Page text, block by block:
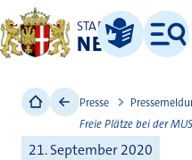
STADT
NEUSS
Leichte Sprache
Menü
Presse
Freie Plätze bei der
21. September 2020